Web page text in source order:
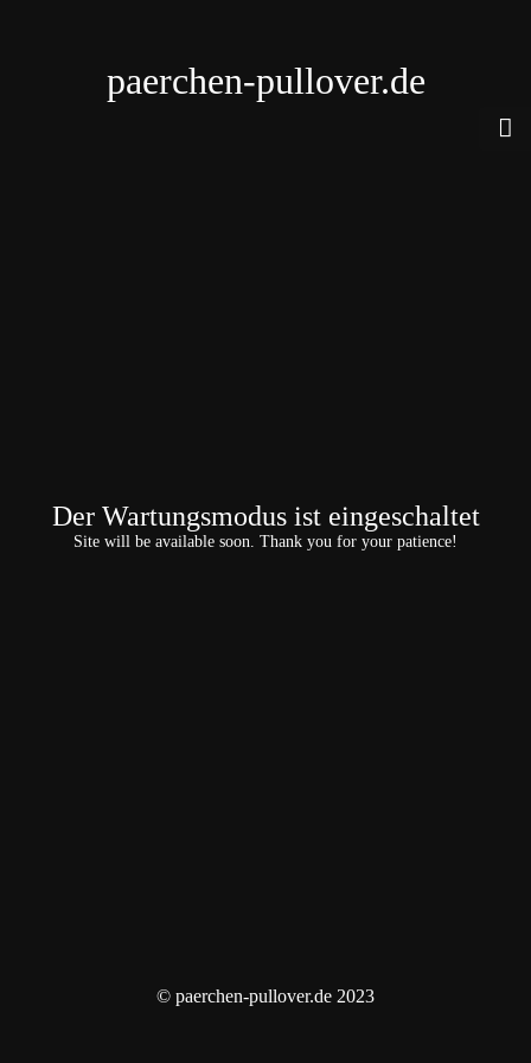
paerchen-pullover.de
Der Wartungsmodus ist eingeschaltet
Site will be available soon. Thank you for your patience!
© paerchen-pullover.de 2023